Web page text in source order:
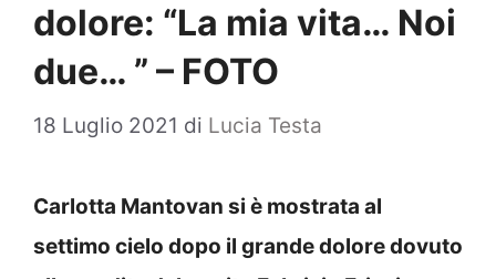
dolore: “La mia vita… Noi
due… ” – FOTO
18 Luglio 2021 di Lucia Testa
Carlotta Mantovan si è mostrata al
settimo cielo dopo il grande dolore dovuto